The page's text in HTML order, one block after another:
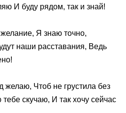
И буду рядом, так и знай!
Я знаю точно,
наши расставания, Ведь
Чтоб не грустила без
скучаю, И так хочу сейчас